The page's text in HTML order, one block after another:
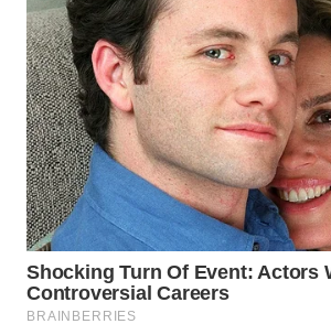
WN DELI
SERDANG
WN
TEBING
TINGGI
WN
PAKPAK
WN